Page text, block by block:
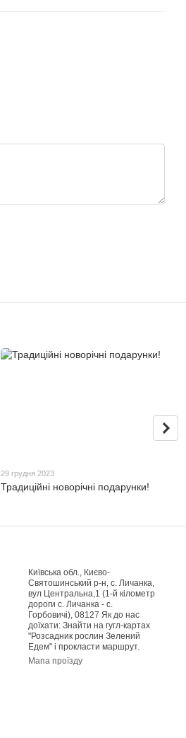
29 грудня 2023
Традиційні новорічні подарунки!
Київська обл., Києво-
Святошинський р-н, с. Личанка,
вул Центральна,1 (1-й кілометр
дороги с. Личанка - с.
Горбовичі), 08127 Як до нас
доїхати: Знайти на гугл-картах
"Розсадник рослин Зелений
Едем" і прокласти маршрут.
Мапа проїзду